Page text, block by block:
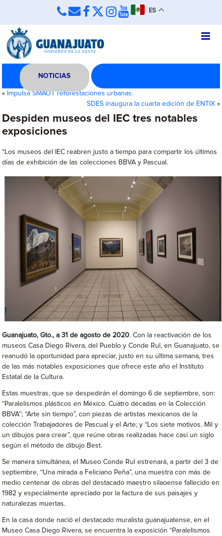
ES
NOTICIAS
« Impulsa SMAOT reforestaciones urbanas.
SDES inaugura la cuarta edición de ENTIX»
Despiden museos del IEC tres notables
exposiciones
*Los museos del IEC reabren justo a tiempo para compartir los últimos
días de exhibición de las colecciones BBVA y Pascual.
Guanajuato, Gto., a 31 de agosto de 2020. Con la reactivación de los
museos Casa Diego Rivera, del Pueblo y Conde Rul, en Guanajuato, se
reanudó la oportunidad para apreciar, justo en su última semana, tres
de las más notables exposiciones que ofrece este año el Instituto
Estatal de la Cultura.
Estas muestras, que se despedirán el domingo 6 de septiembre, son:
“Paralelismos plásticos en México. Cuatro décadas en la Colección
BBVA”; “Arte sin tiempo”, con piezas de artistas mexicanos de la
colección Trabajadores de Pascual y el Arte; y “Los siete motivos. Mil y
un dibujos para crear”, que reúne obras realizadas hace casi un siglo
según el método de dibujo Best.
Se manera simultánea, el Museo Conde Rul estrenará, a partir del 3 de
septiembre, “Una mirada a Feliciano Peña”, una muestra con más de
medio centenar de obras del destacado maestro silaoense fallecido en
1982 y especialmente apreciado por la factura de sus paisajes y
naturalezas muertas.
En la casa donde nació el destacado muralista guanajuatense, en el
Museo Casa Diego Rivera, se encuentra la exposición “Paralelismos